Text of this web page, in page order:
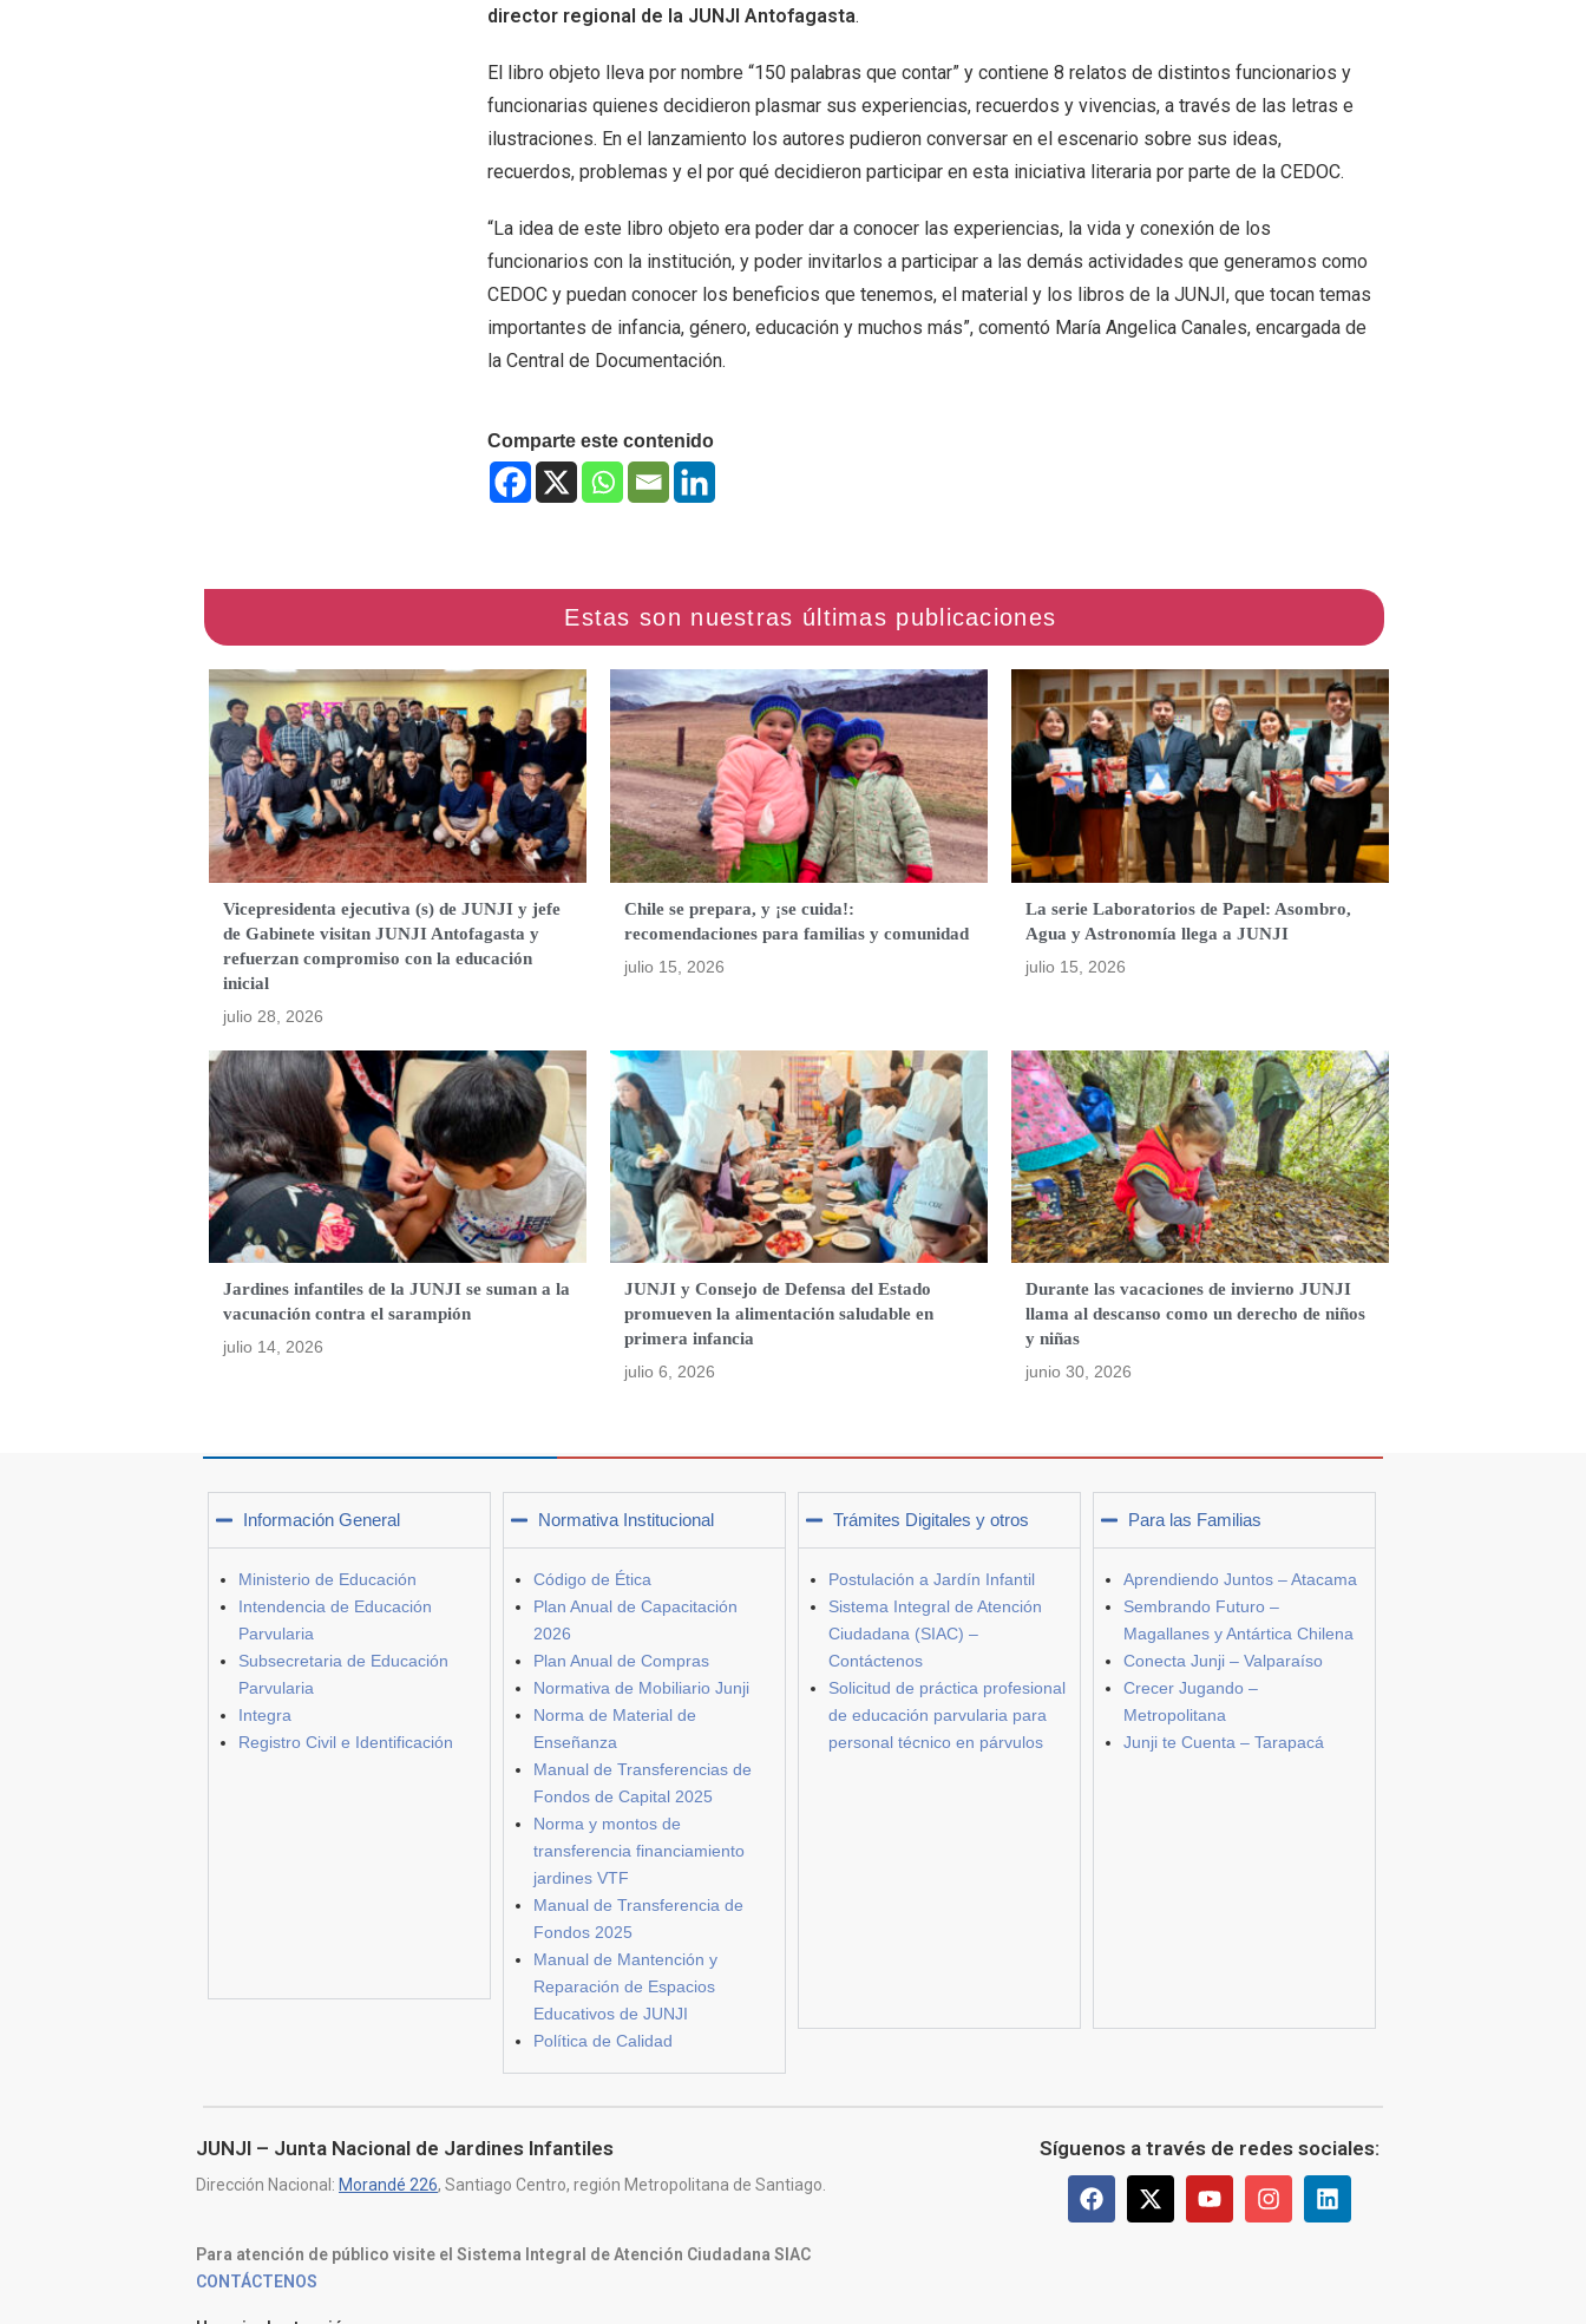
director regional de la JUNJI Antofagasta.
El libro objeto lleva por nombre “150 palabras que contar” y contiene 8 relatos de distintos funcionarios y
funcionarias quienes decidieron plasmar sus experiencias, recuerdos y vivencias, a través de las letras e
ilustraciones. En el lanzamiento los autores pudieron conversar en el escenario sobre sus ideas,
recuerdos, problemas y el por qué decidieron participar en esta iniciativa literaria por parte de la CEDOC.
“La idea de este libro objeto era poder dar a conocer las experiencias, la vida y conexión de los
funcionarios con la institución, y poder invitarlos a participar a las demás actividades que generamos como
CEDOC y puedan conocer los beneficios que tenemos, el material y los libros de la JUNJI, que tocan temas
importantes de infancia, género, educación y muchos más”, comentó María Angelica Canales, encargada de
la Central de Documentación.
Comparte este contenido
Vicepresidenta ejecutiva (s) de JUNJI y jefe
de Gabinete visitan JUNJI Antofagasta y
refuerzan compromiso con la educación
inicial
julio 28, 2026
Chile se prepara, y ¡se cuida!:
recomendaciones para familias y comunidad
julio 15, 2026
La serie Laboratorios de Papel: Asombro,
Agua y Astronomía llega a JUNJI
julio 15, 2026
Jardines infantiles de la JUNJI se suman a la
vacunación contra el sarampión
julio 14, 2026
JUNJI y Consejo de Defensa del Estado
promueven la alimentación saludable en
primera infancia
julio 6, 2026
Durante las vacaciones de invierno JUNJI
llama al descanso como un derecho de niños
y niñas
junio 30, 2026
Información General
Ministerio de Educación
Intendencia de Educación
Parvularia
Subsecretaria de Educación
Parvularia
Integra
Registro Civil e Identificación
Normativa Institucional
Código de Ética
Plan Anual de Capacitación
2026
Plan Anual de Compras
Normativa de Mobiliario Junji
Norma de Material de
Enseñanza
Manual de Transferencias de
Fondos de Capital 2025
Norma y montos de
transferencia financiamiento
jardines VTF
Manual de Transferencia de
Fondos 2025
Manual de Mantención y
Reparación de Espacios
Educativos de JUNJI
Política de Calidad
Trámites Digitales y otros
Postulación a Jardín Infantil
Sistema Integral de Atención
Ciudadana (SIAC) –
Contáctenos
Solicitud de práctica profesional
de educación parvularia para
personal técnico en párvulos
Para las Familias
Aprendiendo Juntos – Atacama
Sembrando Futuro –
Magallanes y Antártica Chilena
Conecta Junji – Valparaíso
Crecer Jugando –
Metropolitana
Junji te Cuenta – Tarapacá
JUNJI – Junta Nacional de Jardines Infantiles
Dirección Nacional: Morandé 226, Santiago Centro, región Metropolitana de Santiago.
Para atención de público visite el Sistema Integral de Atención Ciudadana SIAC
CONTÁCTENOS
Síguenos a través de redes sociales: